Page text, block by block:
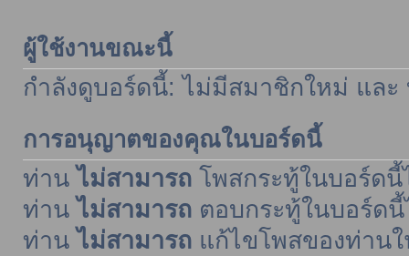
ผู้ใช้งานขณะนี้
กำลังดูบอร์ดนี้: ไม่มีสมาชิกใหม่ แล
การอนุญาตของคุณในบอร์ดนี้
ท่าน ไม่สามารถโพสกระทู้ในบอร์ดนี้
ท่าน ไม่สามารถตอบกระทู้ในบอร์ดนี้
ท่าน ไม่สามารถแก้ไขโพสของท่าน